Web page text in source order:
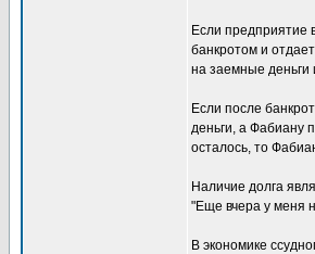
Если предприятие
банкротом и
на заемные деньги
Если после
деньги, а Фабиану
осталось, то
Наличие долга
"Еще вчера у меня
В экономике